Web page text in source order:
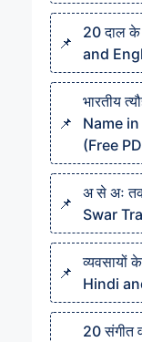
20 दाल
and
भारतीय
Name
(Free
अ से अः
Swar
Hindi
20 संगीत